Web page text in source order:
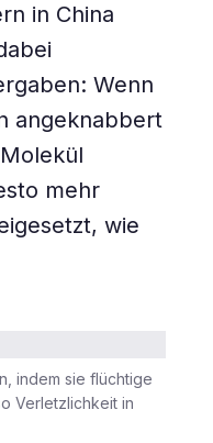
in China
Wenn
angeknabbert
mehr
wie
indem sie flüchtige
Verletzlichkeit in